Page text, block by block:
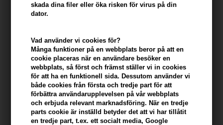
skada dina filer eller öka risken för virus på din
dator.
Vad använder vi cookies för?
Många funktioner på en webbplats beror på att en
cookie placeras när en användare besöker en
webbplats, så först och främst ställer vi in ​​cookies
för att ha en funktionell sida. Dessutom använder vi
både cookies från första och tredje part för att
förbättra användarupplevelsen på vår webbplats
och erbjuda relevant marknadsföring. När en tredje
parts cookie är inställd betyder det att vi har tillåtit
en tredje part, t.ex. ett socialt media, Google
Ej i lager- Leveranstid: Ukendt arbetsdagar
Du tjänar 10 Bonuskronor på köp av denna artikel -
konto
KÖP FÖR YTTERLIGARE 499,00 SEK OCH FÅ FRI FRAKT 499 SEK
Beskrivning Recensioner Tillverkare